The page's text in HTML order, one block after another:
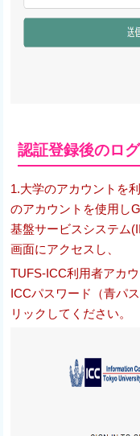
認証登録後のロ
1.大学のアカウントを
のアカウントを使用し
基盤サービスシステム
画面にアクセスし、
TUFS-ICC利用者アカ
ICCパスワード（青パ
リックしてください。